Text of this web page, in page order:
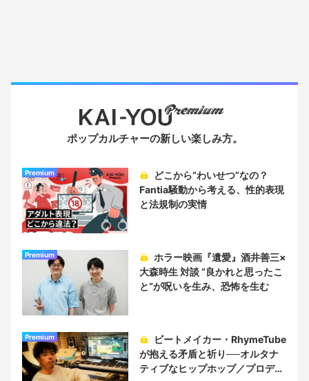
ポップカルチャーの新しい楽しみ方。
Premium
Fantia騒動から考える、性的表現
と法規制の実情
Premium
大森時生 対談 “良かれと思ったこ
と“が呪いを生み、恐怖を生む
Premium
が抱える矛盾と祈り──オルタナ
ティブなヒップホップ／プロデュ